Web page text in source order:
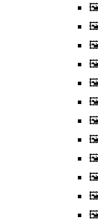
🖼️
🖼️
🖼️
🖼️
🖼️
🖼️
🖼️
🖼️
🖼️
🖼️
🖼️
🖼️